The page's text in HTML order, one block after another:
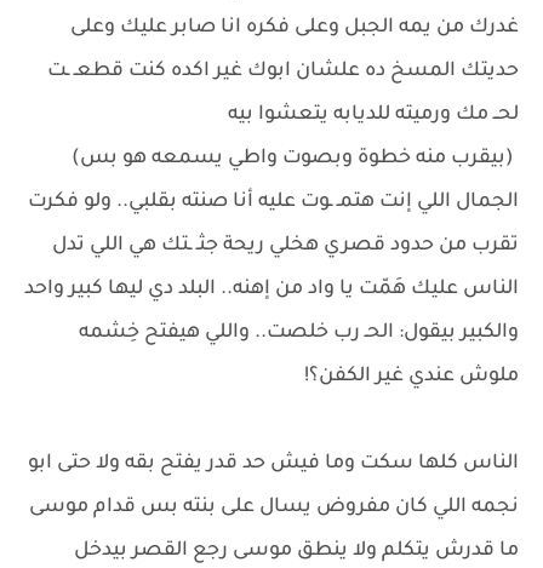
غدرك من يمه الجبل وعلى فكره انا صابر عليك وعلى
حديتك المسخ ده علشان ابوك غير اكده كنت قطعـ ـت
لحــ مك ورميته للديابه يتعشوا بيه
(بيقرب منه خطوة وبصوت واطي يسمعه هو بس)
الجمال اللي إنت هتمـ ـوت عليه أنا صنته بقلبي.. ولو فكرت
تقرب من حدود قصري هخلي ريحة جثـ ـتك هي اللي تدل
الناس عليك هَمّت يا واد من إهنه.. البلد دي ليها كبير واحد
والكبير بيقول: الحـ رب خلصت.. واللي هيفتح خِشمه
ملوش عندي غير الكفن؟!
الناس كلها سكت وما فيش حد قدر يفتح بقه ولا حتى ابو
نجمه اللي كان مفروض يسال على بنته بس قدام موسى
ما قدرش يتكلم ولا ينطق موسى رجع القصر بيدخل